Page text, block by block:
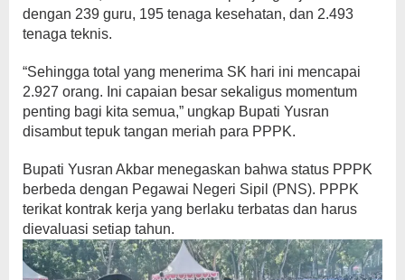
dengan 239 guru, 195 tenaga kesehatan, dan 2.493
tenaga teknis.
“Sehingga total yang menerima SK hari ini mencapai
2.927 orang. Ini capaian besar sekaligus momentum
penting bagi kita semua,” ungkap Bupati Yusran
disambut tepuk tangan meriah para PPPK.
Bupati Yusran Akbar menegaskan bahwa status PPPK
berbeda dengan Pegawai Negeri Sipil (PNS). PPPK
terikat kontrak kerja yang berlaku terbatas dan harus
dievaluasi setiap tahun.